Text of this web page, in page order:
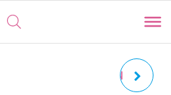
NOTE | NOTENZEICHEN